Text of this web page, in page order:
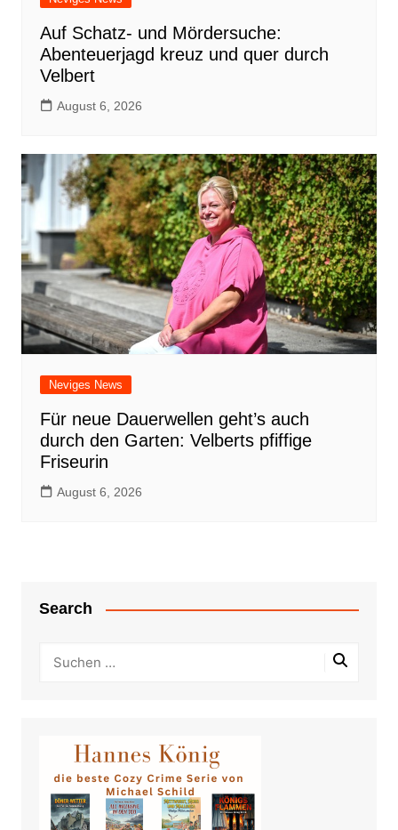
Auf Schatz- und Mördersuche:
Abenteuerjagd kreuz und quer durch
Velbert
August 6, 2026
Neviges News
Für neue Dauerwellen geht’s auch
durch den Garten: Velberts pfiffige
Friseurin
August 6, 2026
Search